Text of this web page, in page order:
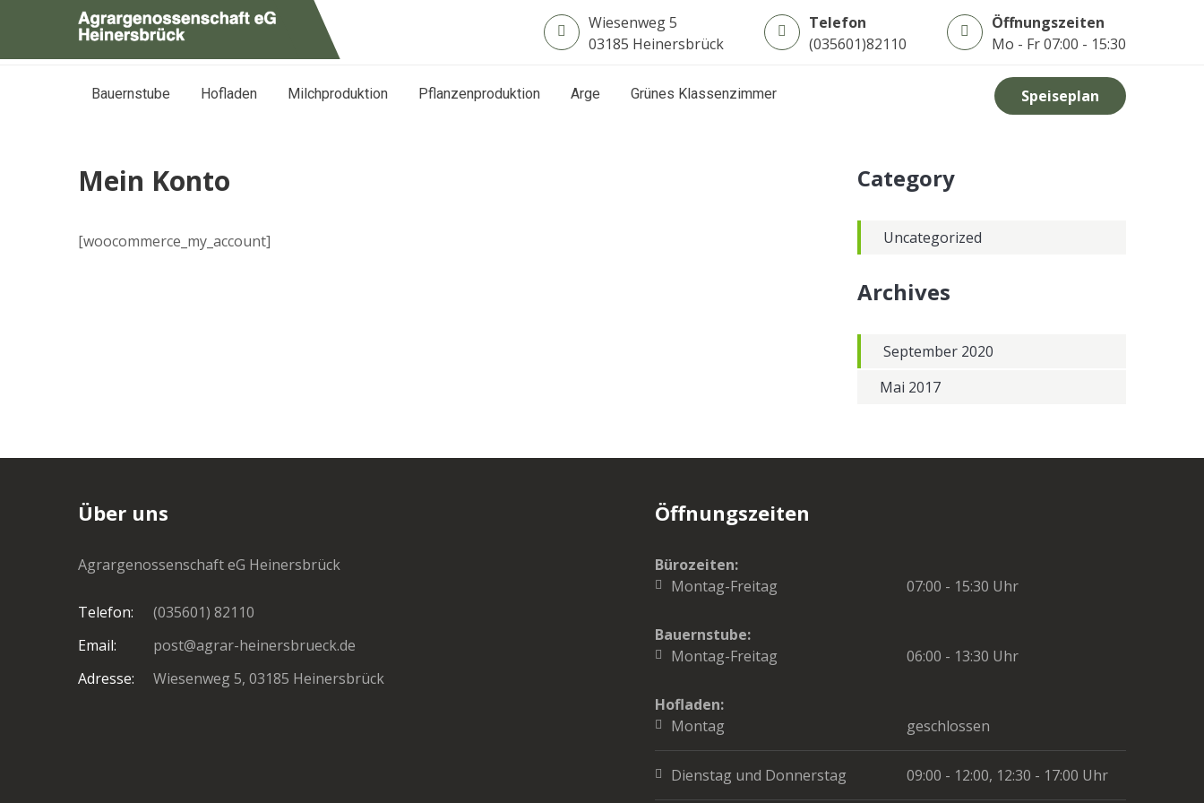
Wiesenweg 5
03185 Heinersbrück
Telefon
(035601)82110
Öffnungszeiten
Mo - Fr 07:00 - 15:30
Bauernstube Hofladen Milchproduktion Pflanzenproduktion Arge Grünes Klassenzimmer Speiseplan
Mein Konto
[woocommerce_my_account]
Category
Uncategorized
Archives
September 2020
Mai 2017
Über uns
Agrargenossenschaft eG Heinersbrück
Telefon:
(035601) 82110
Email:
post@agrar-heinersbrueck.de
Adresse:
Wiesenweg 5, 03185 Heinersbrück
Öffnungszeiten
Bürozeiten:
Montag-Freitag
07:00 - 15:30 Uhr
Bauernstube:
Montag-Freitag
06:00 - 13:30 Uhr
Hofladen:
Montag
geschlossen
Dienstag und Donnerstag 09:00 - 12:00, 12:30 - 17:00 Uhr